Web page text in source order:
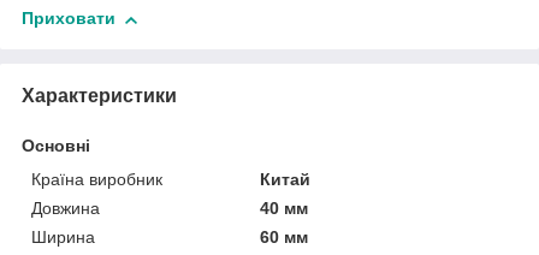
Приховати
Характеристики
Основні
Країна виробник
Китай
Довжина
40 мм
Ширина
60 мм